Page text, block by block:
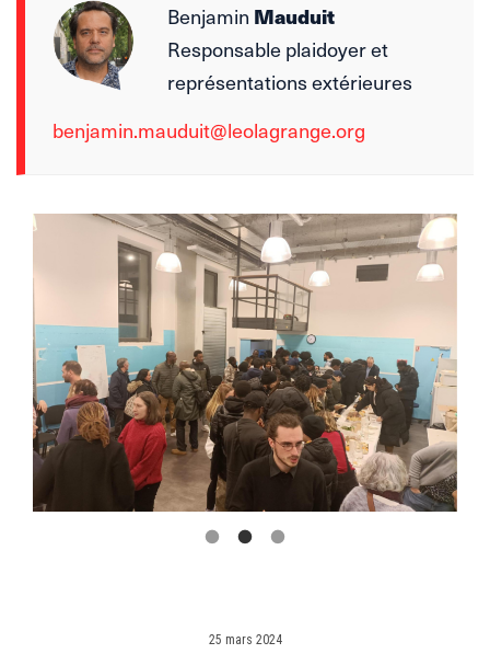
Benjamin Mauduit
Responsable plaidoyer et
représentations extérieures
benjamin.mauduit@leolagrange.org
25 mars 2024